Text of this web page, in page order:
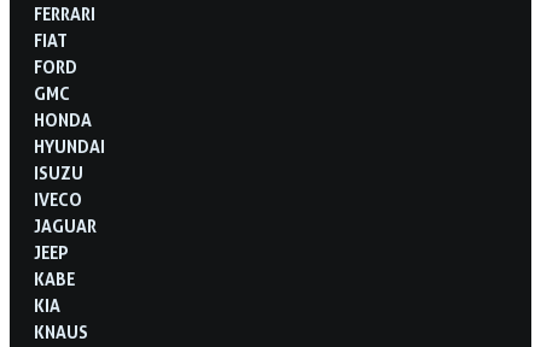
FERRARI
FIAT
FORD
GMC
HONDA
HYUNDAI
ISUZU
IVECO
JAGUAR
JEEP
KABE
KIA
KNAUS